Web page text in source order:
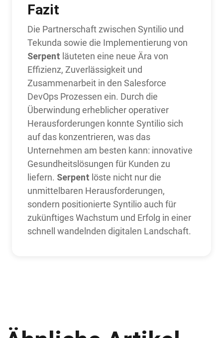
Fazit
Die Partnerschaft zwischen Syntilio und
Tekunda sowie die Implementierung von
Serpent läuteten eine neue Ära von
Effizienz, Zuverlässigkeit und
Zusammenarbeit in den Salesforce
DevOps Prozessen ein. Durch die
Überwindung erheblicher operativer
Herausforderungen konnte Syntilio sich
auf das konzentrieren, was das
Unternehmen am besten kann: innovative
Gesundheitslösungen für Kunden zu
liefern. Serpent löste nicht nur die
unmittelbaren Herausforderungen,
sondern positionierte Syntilio auch für
zukünftiges Wachstum und Erfolg in einer
schnell wandelnden digitalen Landschaft.